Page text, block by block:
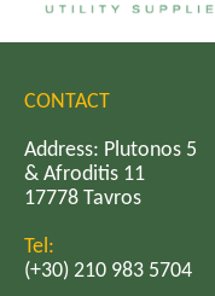
CONTACT
Address: Plutonos 5
& Afroditis 11
17778 Tavros
Tel:
(+30) 210 983 5704